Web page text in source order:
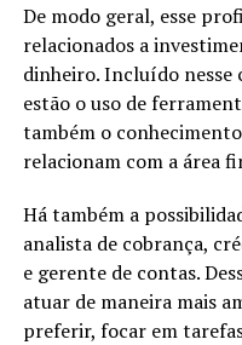
De modo geral, esse
relacionados a
dinheiro. Incluído
estão o uso de
também o
relacionam com a área
Há também a
analista de cobrança,
e gerente de contas.
atuar de maneira mais
preferir, focar em